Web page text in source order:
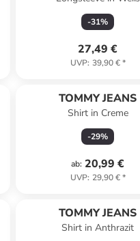
-31%
27,49 €
UVP: 39,90 €*
TOMMY JEANS
Shirt in Creme
-29%
ab: 20,99 €
UVP: 29,90 €*
TOMMY JEANS
Shirt in Anthrazit